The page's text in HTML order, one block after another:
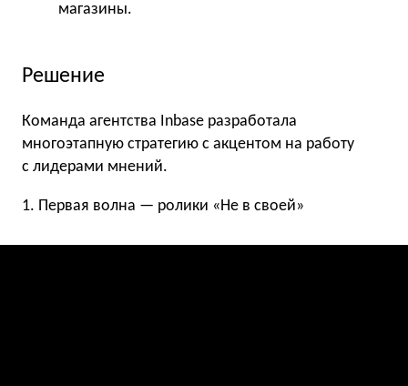
магазины.
Решение
Команда агентства Inbase разработала
многоэтапную стратегию с акцентом на работу
с лидерами мнений.
1. Первая волна — ролики «Не в своей»